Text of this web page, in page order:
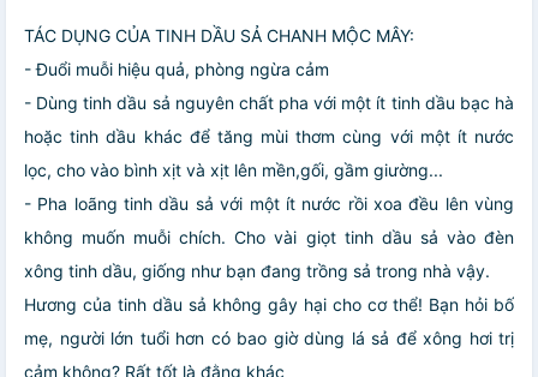
TÁC DỤNG CỦA TINH DẦU SẢ CHANH MỘC MÂY:
- Đuổi muỗi hiệu quả, phòng ngừa cảm
- Dùng tinh dầu sả nguyên chất pha với một ít tinh dầu bạc hà
hoặc tinh dầu khác để tăng mùi thơm cùng với một ít nước
lọc, cho vào bình xịt và xịt lên mền,gối, gầm giường...
- Pha loãng tinh dầu sả với một ít nước rồi xoa đều lên vùng
không muốn muỗi chích. Cho vài giọt tinh dầu sả vào đèn
xông tinh dầu, giống như bạn đang trồng sả trong nhà vậy.
Hương của tinh dầu sả không gây hại cho cơ thể! Bạn hỏi bố
mẹ, người lớn tuổi hơn có bao giờ dùng lá sả để xông hơi trị
cảm không? Rất tốt là đằng khác